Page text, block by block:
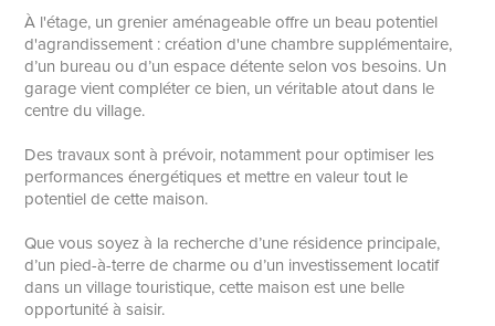
À l'étage, un grenier aménageable offre un beau potentiel
d'agrandissement : création d'une chambre supplémentaire,
d’un bureau ou d’un espace détente selon vos besoins. Un
garage vient compléter ce bien, un véritable atout dans le
centre du village.
Des travaux sont à prévoir, notamment pour optimiser les
performances énergétiques et mettre en valeur tout le
potentiel de cette maison.
Que vous soyez à la recherche d’une résidence principale,
d’un pied-à-terre de charme ou d’un investissement locatif
dans un village touristique, cette maison est une belle
opportunité à saisir.